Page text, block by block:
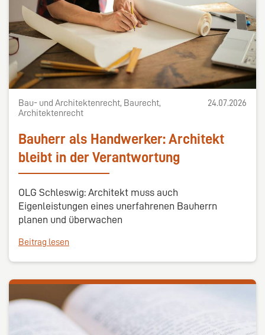
Bau- und Architektenrecht, Baurecht,
Architektenrecht
24.07.2026
Bauherr als Handwerker: Architekt
bleibt in der Verantwortung
OLG Schleswig: Architekt muss auch
Eigenleistungen eines unerfahrenen Bauherrn
planen und überwachen
Beitrag lesen